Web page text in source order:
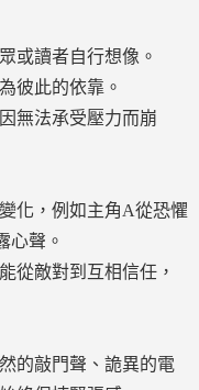
或讀者自行想像。
彼此的依靠。
無法承受壓力而崩
化，例如主角A從恐懼
心聲。
從敵對到互相信任，
的敲門聲、詭異的電